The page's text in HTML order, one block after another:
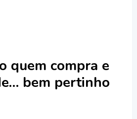
quem compra e
bem pertinho